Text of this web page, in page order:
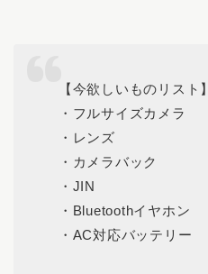
【今欲しいものリスト】
・フルサイズカメラ
・レンズ
・カメラバック
・JIN
・Bluetoothイヤホン
・AC対応バッテリー